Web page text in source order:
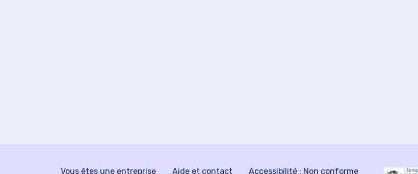
Vous êtes une entreprise Aide et contact Accessibilité : Non conforme